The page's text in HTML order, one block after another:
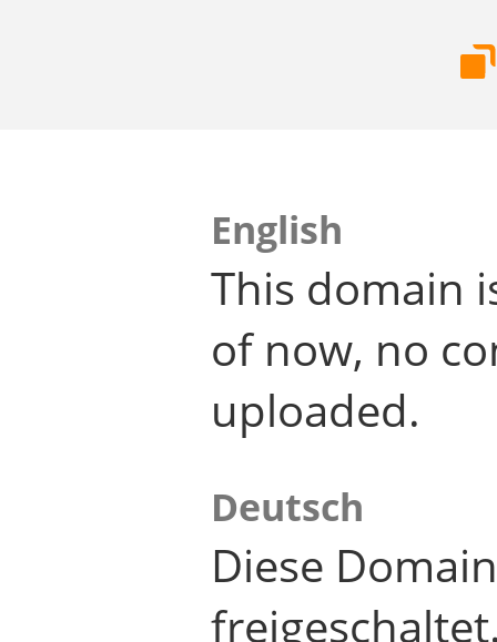
English
This domain
of now, no
uploaded.
Deutsch
Diese